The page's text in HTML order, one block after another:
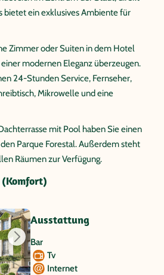
bietet ein exklusives Ambiente für
Zimmer oder Suiten in dem Hotel
modernen Eleganz überzeugen.
24-Stunden Service, Fernseher,
Mikrowelle und eine
mit Pool haben Sie einen
Parque Forestal. Außerdem steht
Räumen zur Verfügung.
(Komfort)
Ausstattung
Bar
Tv
Internet